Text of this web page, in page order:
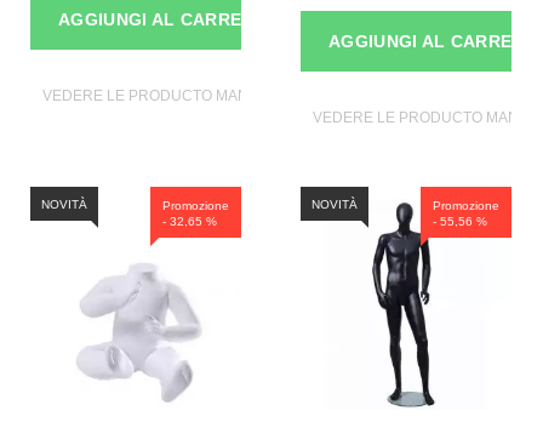
AGGIUNGI AL CARRELLO
VEDERE LE PRODUCTO MANICHINI
AGGIUNGI AL
VEDERE LE PRODUCTO
Promozione
- 32,65 %
NOVITÀ
Promozione
- 55,56 %
NOVITÀ